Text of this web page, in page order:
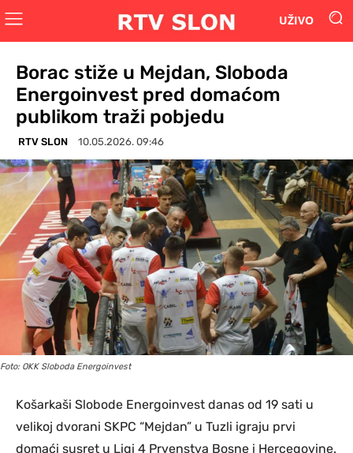
UŽIVO
Borac stiže u Mejdan, Sloboda
Energoinvest pred domaćom
publikom traži pobjedu
RTV SLON 10.05.2026. 09:46
Foto: OKK Sloboda Energoinvest
Košarkaši Slobode Energoinvest danas od 19 sati u
velikoj dvorani SKPC “Mejdan” u Tuzli igraju prvi
domaći susret u Ligi 4 Prvenstva Bosne i Hercegovine.